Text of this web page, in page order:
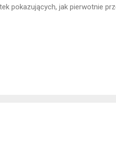
pokazujących, jak pierwotnie